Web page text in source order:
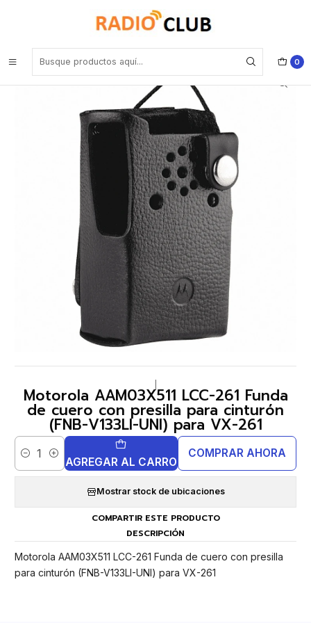
0
Pechera Porta radios Estuches
Motorola AAM03X511 LCC-261 Funda de cuero con presilla para
cinturón (FNB-V133LI-UNI) para VX-261
Motorola AAM03X511 LCC-261 Funda
de cuero con presilla para cinturón
(FNB-V133LI-UNI) para VX-261
Cantidad AGREGAR AL CARRO
COMPRAR AHORA
Mostrar stock de ubicaciones
COMPARTIR ESTE PRODUCTO
DESCRIPCIÓN
Motorola AAM03X511 LCC-261 Funda de cuero con presilla
para cinturón (FNB-V133LI-UNI) para VX-261